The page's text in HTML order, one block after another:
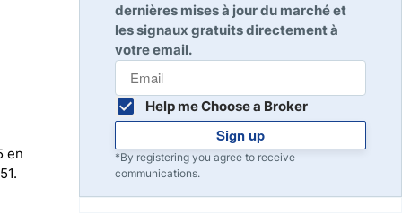
en
dernières mises à jour du marché et
les signaux gratuits directement à
votre email.
Help me Choose a Broker
Sign up
*By registering you agree to receive
communications.